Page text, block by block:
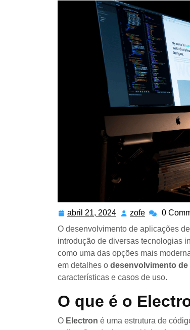
abril 21, 2024 abril
21,
zofe zofe 0
O desenvolvimento de aplicações
introdução de diversas tecnologias
como uma das opções mais
em detalhes o desenvolvimento
características e casos de uso.
O que é o
O Electron é uma estrutura de